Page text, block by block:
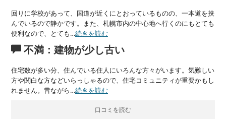
回りに学校があって、国道が近くにとおっているものの、一本道を挟
んでいるので静かです。また、札幌市内の中心地へ行くのにもとても
便利なので、とても…続きを読む
不満：建物が少し古い
住宅数が多い分、住んでいる住人にいろんな方々がいます。気難しい
方や関白な方などいらっしゃるので、住宅コミュニティが重要かもし
れません。昔ながら…続きを読む
口コミを読む